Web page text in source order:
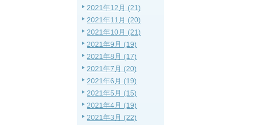
2021年12月 (21)
2021年11月 (20)
2021年10月 (21)
2021年9月 (19)
2021年8月 (17)
2021年7月 (20)
2021年6月 (19)
2021年5月 (15)
2021年4月 (19)
2021年3月 (22)